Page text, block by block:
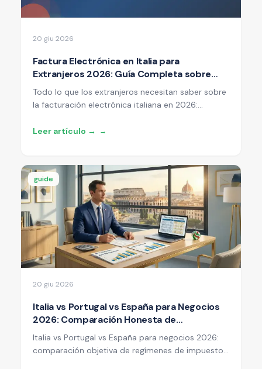
20 giu 2026
Factura Electrónica en Italia para
Extranjeros 2026: Guía Completa sobre
SdI, Código Destinatario y Representante
Fiscal
Todo lo que los extranjeros necesitan saber sobre
la facturación electrónica italiana en 2026:
representante fiscal vs identificación IVA directa,
Leer artículo → →
guide
20 giu 2026
Italia vs Portugal vs España para Negocios
2026: Comparación Honesta de
Impuestos, Visados y Coste de Vida
Italia vs Portugal vs España para negocios 2026:
comparación objetiva de regímenes de impuesto